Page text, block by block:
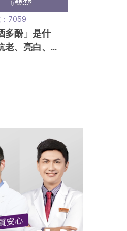
：7059
多酚」是什
老、亮白、舒